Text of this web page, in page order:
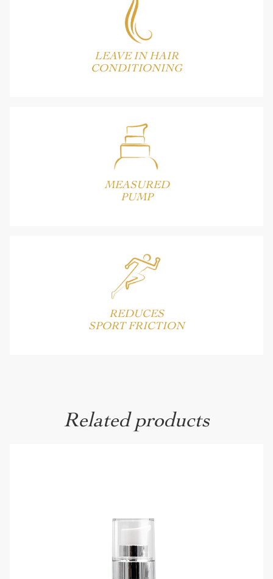
LEAVE IN HAIR
CONDITIONING
MEASURED
PUMP
REDUCES
SPORT FRICTION
Related products